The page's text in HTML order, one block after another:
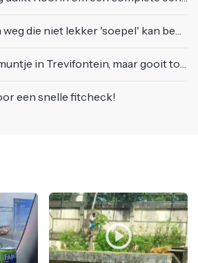
niet lekker 'soepel' kan bewegen op podium
Trevifontein, maar gooit toerist bijna knock-out
een snelle fitcheck!